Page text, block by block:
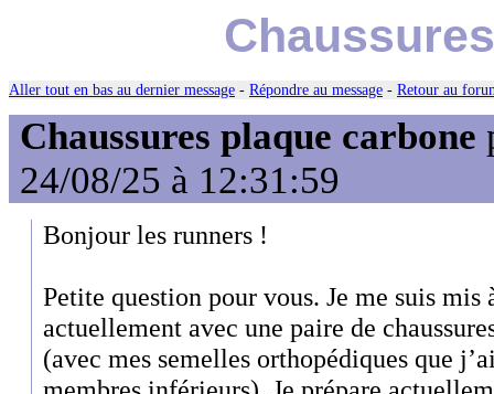
Aller tout en bas au dernier message - Répondre au message - Retour au
Chaussures plaque carbone
24/08/25 à 12:31:59
Bonjour les runners !
Petite question pour vous. Je me suis mis
actuellement avec une paire de
(avec mes semelles orthopédiques que